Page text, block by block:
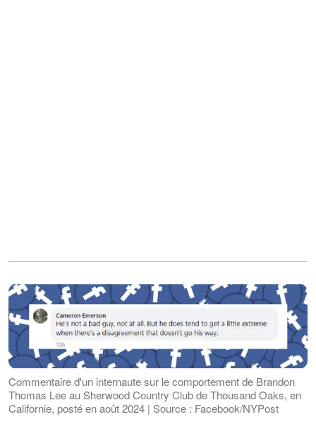
Commentaire d'un internaute sur le comportement de Brandon
Thomas Lee au Sherwood Country Club de Thousand Oaks, en
Californie, posté en août 2024 | Source : Facebook/NYPost